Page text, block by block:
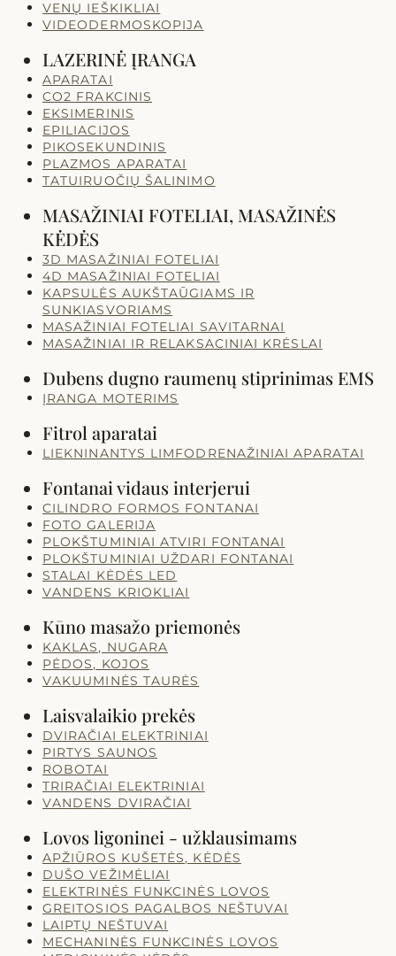
VENŲ IEŠKIKLIAI
VIDEODERMOSKOPIJA
LAZERINĖ ĮRANGA
APARATAI
CO2 FRAKCINIS
EKSIMERINIS
EPILIACIJOS
PIKOSEKUNDINIS
PLAZMOS APARATAI
TATUIRUOČIŲ ŠALINIMO
MASAŽINIAI FOTELIAI, MASAŽINĖS
KĖDĖS
3D MASAŽINIAI FOTELIAI
4D MASAŽINIAI FOTELIAI
KAPSULĖS AUKŠTAŪGIAMS IR
SUNKIASVORIAMS
MASAŽINIAI FOTELIAI SAVITARNAI
MASAŽINIAI IR RELAKSACINIAI KRĖSLAI
Dubens dugno raumenų stiprinimas EMS
ĮRANGA MOTERIMS
Fitrol aparatai
LIEKNINANTYS LIMFODRENAŽINIAI APARATAI
Fontanai vidaus interjerui
CILINDRO FORMOS FONTANAI
FOTO GALERIJA
PLOKŠTUMINIAI ATVIRI FONTANAI
PLOKŠTUMINIAI UŽDARI FONTANAI
STALAI KĖDĖS LED
VANDENS KRIOKLIAI
Kūno masažo priemonės
KAKLAS, NUGARA
PĖDOS, KOJOS
VAKUUMINĖS TAURĖS
Laisvalaikio prekės
DVIRAČIAI ELEKTRINIAI
PIRTYS SAUNOS
ROBOTAI
TRIRAČIAI ELEKTRINIAI
VANDENS DVIRAČIAI
Lovos ligoninei - užklausimams
APŽIŪROS KUŠETĖS, KĖDĖS
DUŠO VEŽIMĖLIAI
ELEKTRINĖS FUNKCINĖS LOVOS
GREITOSIOS PAGALBOS NEŠTUVAI
LAIPTŲ NEŠTUVAI
MECHANINĖS FUNKCINĖS LOVOS